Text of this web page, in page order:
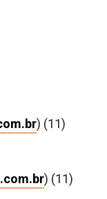
) (11)
) (11)